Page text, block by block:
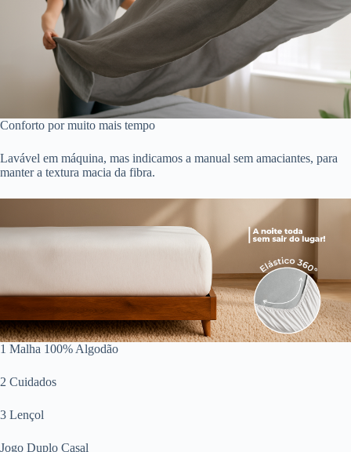
Conforto por muito mais tempo
Lavável em máquina, mas indicamos a manual sem amaciantes, para
manter a textura macia da fibra.
1 Malha 100% Algodão
2 Cuidados
3 Lençol
Jogo Duplo Casal